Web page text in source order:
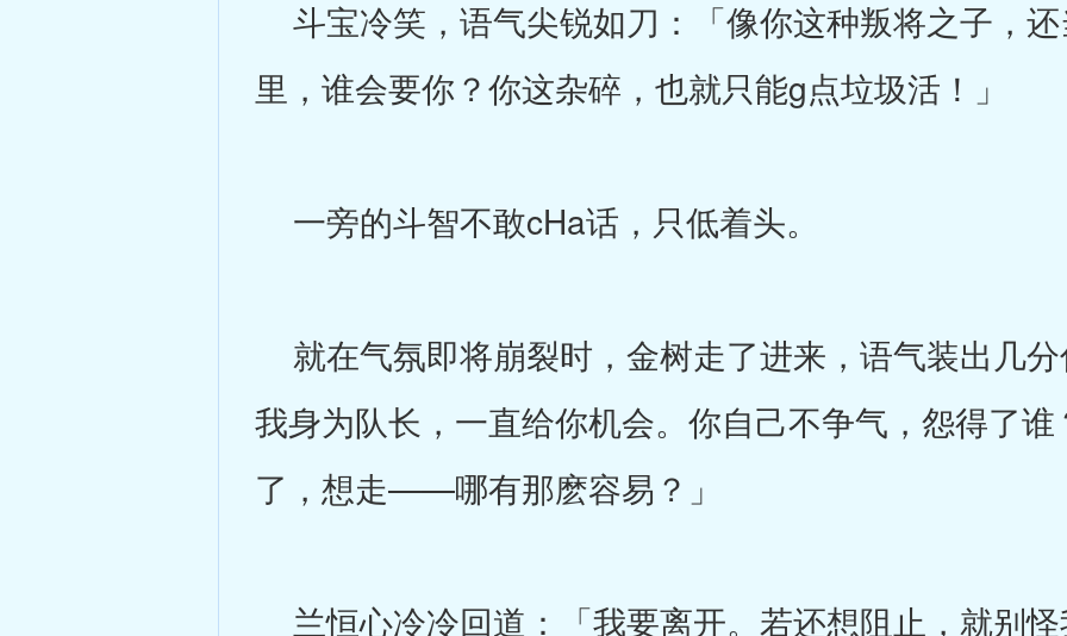
斗宝冷笑，语气尖锐如刀：「像你这种叛将之子，
里，谁会要你？你这杂碎，也就只能g点垃圾活！」
一旁的斗智不敢cHa话，只低着头。
就在气氛即将崩裂时，金树走了进来，语气装出几
我身为队长，一直给你机会。你自己不争气，怨得了
了，想走——哪有那麽容易？」
兰恒心冷冷回道：「我要离开。若还想阻止，就别